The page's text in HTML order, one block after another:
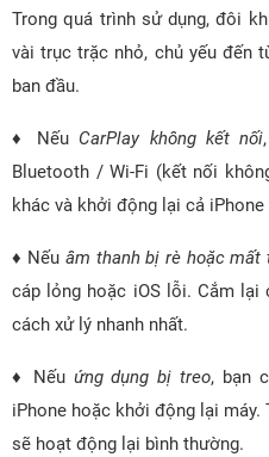
Trong quá trình sử dụng, đôi
vài trục trặc nhỏ, chủ yếu đến
ban đầu.
♦ Nếu CarPlay không kết nối
Bluetooth / Wi-Fi (kết nối
khác và khởi động lại cả iPhone
♦ Nếu âm thanh bị rè hoặc mất
cáp lỏng hoặc iOS lỗi. Cắm lại
cách xử lý nhanh nhất.
♦ Nếu ứng dụng bị treo, bạn
iPhone hoặc khởi động lại máy.
sẽ hoạt động lại bình thường.